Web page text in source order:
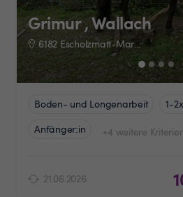
Grimur , Wallach
6182 Escholzmatt-Marbach
Boden- und Longenarbeit
1-
Anfänger:in
+4 weitere
21.06.2026